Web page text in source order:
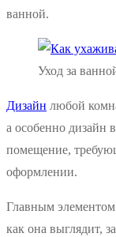
ванной.
Уход за
Дизайн любой
а особенно дизайн
помещение,
оформлении.
Главным
как она выглядит,